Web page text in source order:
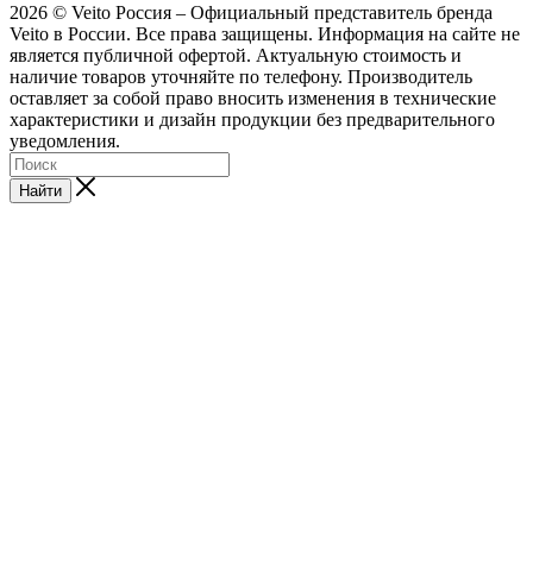
2026 © Veito Россия – Официальный представитель бренда
Veito в России. Все права защищены. Информация на сайте не
является публичной офертой. Актуальную стоимость и
наличие товаров уточняйте по телефону. Производитель
оставляет за собой право вносить изменения в технические
характеристики и дизайн продукции без предварительного
уведомления.
Найти